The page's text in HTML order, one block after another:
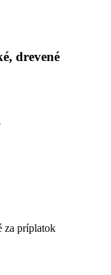
drevené
za príplatok